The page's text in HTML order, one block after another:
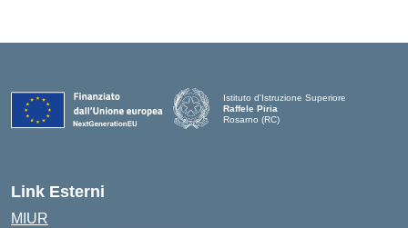
Istituto d'Istruzione Superiore
Raffele Piria
Rosarno (RC)
Link Esterni
MIUR